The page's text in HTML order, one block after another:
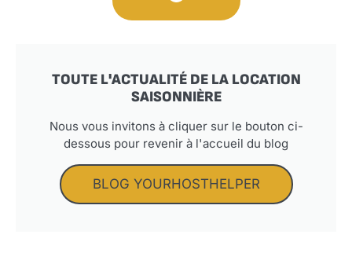
TOUTE L'ACTUALITÉ DE LA LOCATION
SAISONNIÈRE
Nous vous invitons à cliquer sur le bouton ci-
dessous pour revenir à l'accueil du blog
BLOG YOURHOSTHELPER